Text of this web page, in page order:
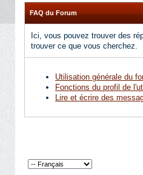
FAQ du Forum
Ici, vous pouvez trouver des
trouver ce que vous cherchez.
Utilisation générale du
Fonctions du profil de
Lire et écrire des